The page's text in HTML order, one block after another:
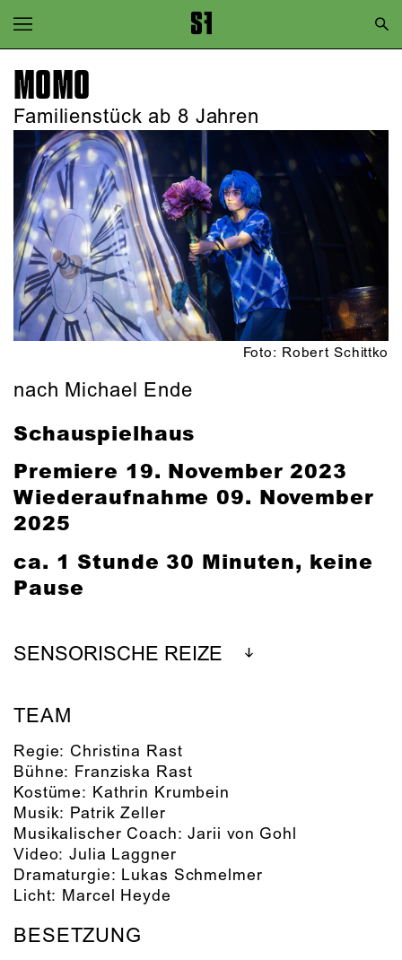
Zur Hauptnavigation springen
Zum Hauptinhalt springen
Zum Footer springen
MOMO
Familienstück ab 8 Jahren
Foto: Robert Schittko
nach Michael Ende
Schauspielhaus
Premiere 19. November 2023
Wiederaufnahme 09. November
2025
ca. 1 Stunde 30 Minuten, keine
Pause
SENSORISCHE REIZE
TEAM
Regie: Christina Rast
Bühne: Franziska Rast
Kostüme: Kathrin Krumbein
Musik: Patrik Zeller
Musikalischer Coach:Jarii von Gohl
Video:Julia Laggner
Dramaturgie: Lukas Schmelmer
Licht: Marcel Heyde
BESETZUNG